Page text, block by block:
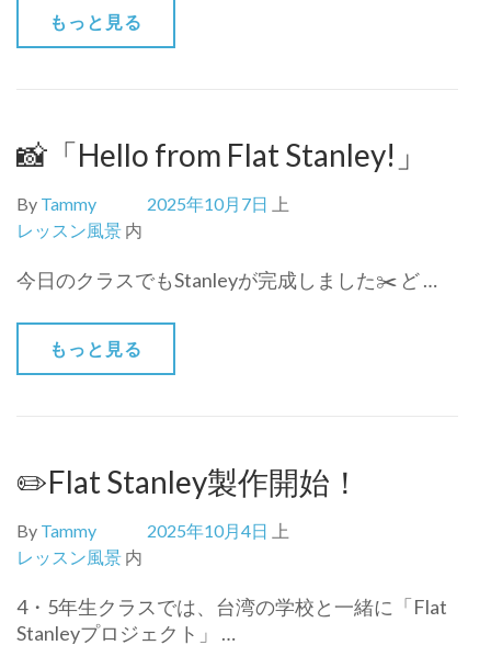
もっと見る
📸「Hello from Flat Stanley!」
By Tammy 2025年10月7日
上
レッスン風景 内
今日のクラスでもStanleyが完成しました✂️ ど …
もっと見る
✏️Flat Stanley製作開始！
By Tammy 2025年10月4日
上
レッスン風景 内
4・5年生クラスでは、台湾の学校と一緒に「Flat
Stanleyプロジェクト」 …